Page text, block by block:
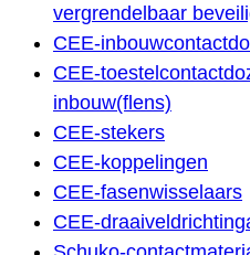
vergrendelbaar
CEE-
CEE-
inbouw(flens)
CEE-stekers
CEE-koppelingen
CEE-fasenwisselaars
CEE-